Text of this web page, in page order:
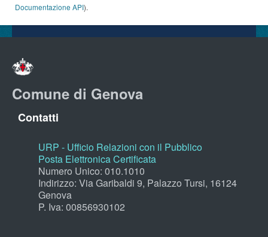
Documentazione API).
Comune di Genova
Contatti
URP - Ufficio Relazioni con il Pubblico
Posta Elettronica Certificata
Numero Unico: 010.1010
Indirizzo: Via Garibaldi 9, Palazzo Tursi, 16124
Genova
P. Iva: 00856930102